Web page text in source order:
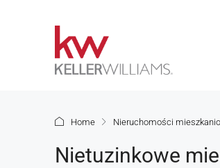
Home Nieruchomości
Nietuzinkowe